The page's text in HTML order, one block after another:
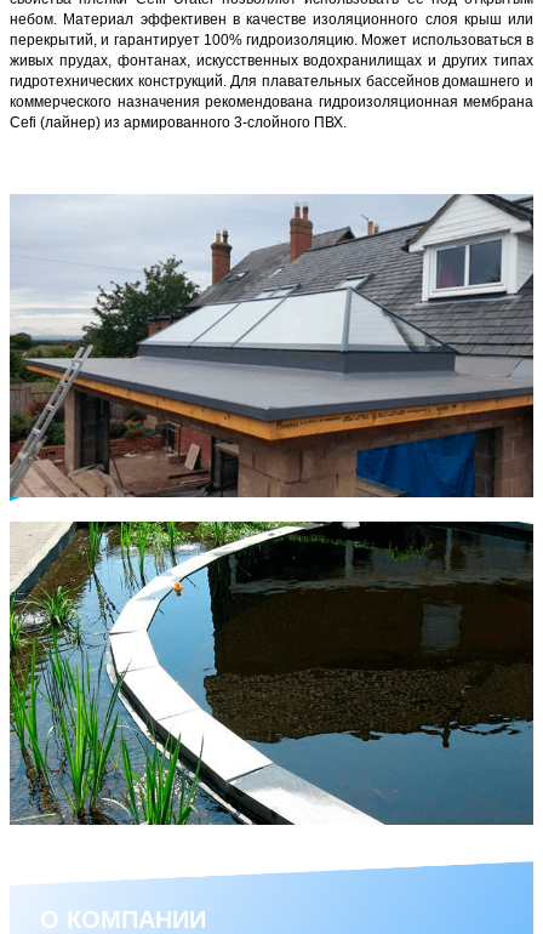
небом. Материал эффективен в качестве изоляционного слоя крыш или
перекрытий, и гарантирует 100% гидроизоляцию. Может использоваться в
живых прудах, фонтанах, искусственных водохранилищах и других типах
гидротехнических конструкций. Для плавательных бассейнов домашнего и
коммерческого назначения рекомендована гидроизоляционная мембрана
Cefi (лайнер) из армированного 3-слойного ПВХ.
О КОМПАНИИ